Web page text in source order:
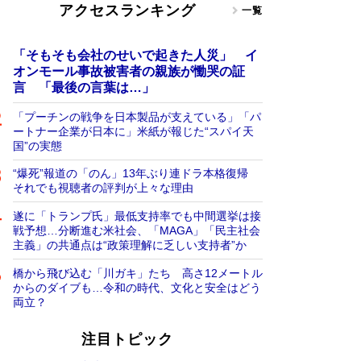
アクセスランキング 一覧
「そもそも会社のせいで起きた人災」 イ
オンモール事故被害者の親族が慟哭の証
言 「最後の言葉は…」
「プーチンの戦争を日本製品が支えている」「パ
ートナー企業が日本に」米紙が報じた“スパイ天
国”の実態
“爆死”報道の「のん」13年ぶり連ドラ本格復帰
それでも視聴者の評判が上々な理由
遂に「トランプ氏」最低支持率でも中間選挙は接
戦予想…分断進む米社会、「MAGA」「民主社会
主義」の共通点は“政策理解に乏しい支持者”か
橋から飛び込む「川ガキ」たち 高さ12メートル
からのダイブも…令和の時代、文化と安全はどう
両立？
注目トピック